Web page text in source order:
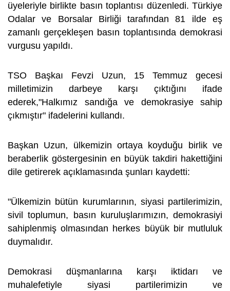
üyeleriyle birlikte basın toplantısı düzenledi. Türkiye
Odalar ve Borsalar Birliği tarafından 81 ilde eş
zamanlı gerçekleşen basın toplantısında demokrasi
vurgusu yapıldı.
TSO Başkaı Fevzi Uzun, 15 Temmuz gecesi
milletimizin darbeye karşı çıktığını ifade
ederek,"Halkımız sandığa ve demokrasiye sahip
çıkmıştır" ifadelerini kullandı.
Başkan Uzun, ülkemizin ortaya koyduğu birlik ve
beraberlik göstergesinin en büyük takdiri hakettiğini
dile getirerek açıklamasında şunları kaydetti:
"Ülkemizin bütün kurumlarının, siyasi partilerimizin,
sivil toplumun, basın kuruluşlarımızın, demokrasiyi
sahiplenmiş olmasından herkes büyük bir mutluluk
duymalıdır.
Demokrasi düşmanlarına karşı iktidarı ve
muhalefetiyle siyasi partilerimizin ve